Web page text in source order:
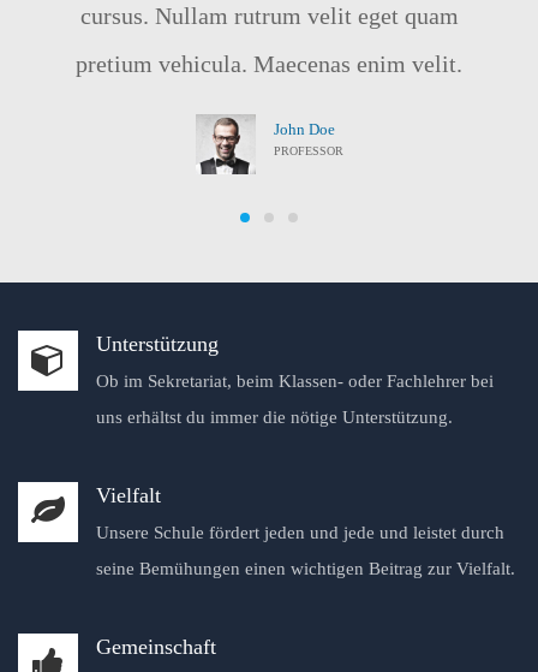
cursus. Nullam rutrum velit eget quam
pretium vehicula. Maecenas enim velit.
John Doe
PROFESSOR
Unterstützung
Ob im Sekretariat, beim Klassen- oder Fachlehrer bei
uns erhältst du immer die nötige Unterstützung.
Vielfalt
Unsere Schule fördert jeden und jede und leistet durch
seine Bemühungen einen wichtigen Beitrag zur Vielfalt.
Gemeinschaft